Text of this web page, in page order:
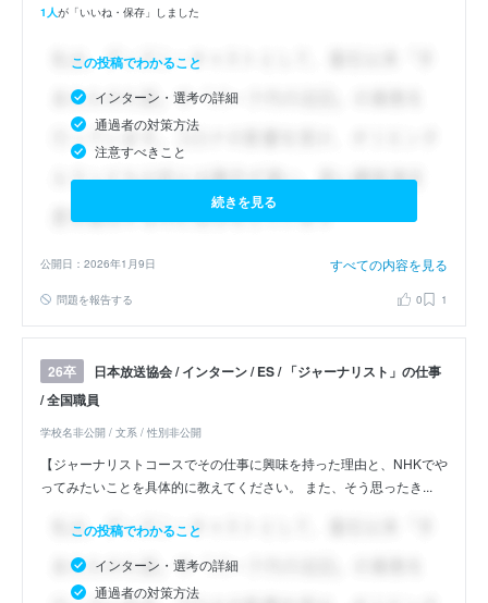
1人が「いいね・保存」しました
この投稿でわかること
インターン・選考の詳細
通過者の対策方法
注意すべきこと
続きを見る
公開日：2026年1月9日 すべての内容を見る
問題を報告する 0 1
26卒
日本放送協会 / インターン / ES / 「ジャーナリスト」の仕事
/ 全国職員
学校名非公開 / 文系 / 性別非公開
【ジャーナリストコースでその仕事に興味を持った理由と、NHKでや
ってみたいことを具体的に教えてください。 また、そう思ったき...
この投稿でわかること
インターン・選考の詳細
通過者の対策方法